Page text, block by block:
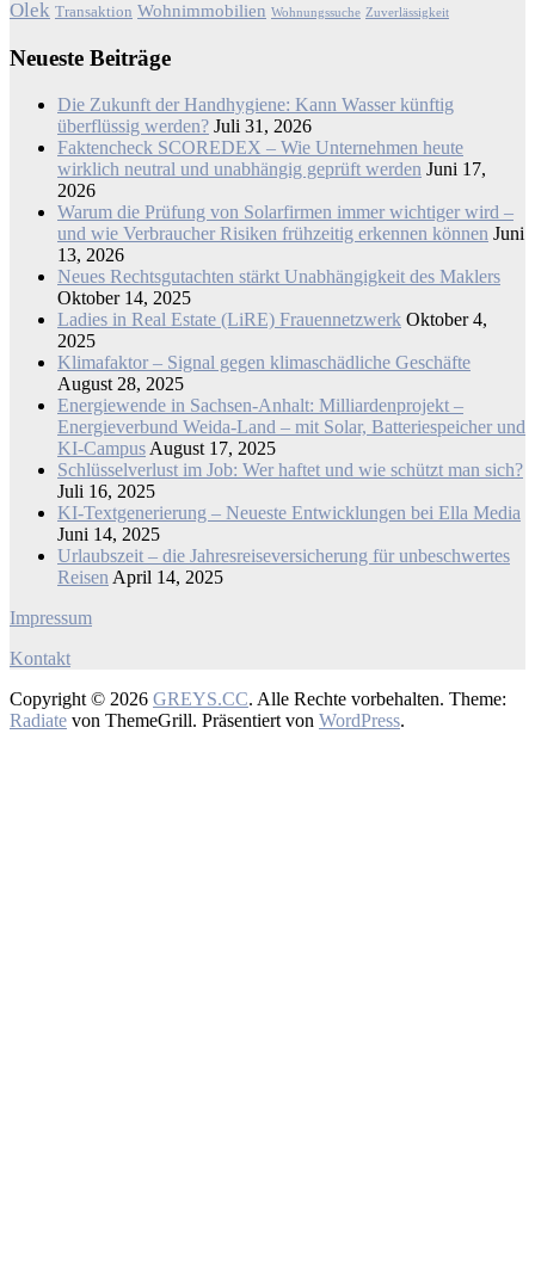
Olek Transaktion Wohnimmobilien Wohnungssuche Zuverlässigkeit
Neueste Beiträge
Die Zukunft der Handhygiene: Kann Wasser künftig
überflüssig werden? Juli 31, 2026
Faktencheck SCOREDEX – Wie Unternehmen heute
wirklich neutral und unabhängig geprüft werden Juni 17,
2026
Warum die Prüfung von Solarfirmen immer wichtiger wird –
und wie Verbraucher Risiken frühzeitig erkennen können Juni
13, 2026
Neues Rechtsgutachten stärkt Unabhängigkeit des Maklers
Oktober 14, 2025
Ladies in Real Estate (LiRE) Frauennetzwerk Oktober 4,
2025
Klimafaktor – Signal gegen klimaschädliche Geschäfte
August 28, 2025
Energiewende in Sachsen-Anhalt: Milliardenprojekt –
Energieverbund Weida-Land – mit Solar, Batteriespeicher und
KI-Campus August 17, 2025
Schlüsselverlust im Job: Wer haftet und wie schützt man sich?
Juli 16, 2025
KI-Textgenerierung – Neueste Entwicklungen bei Ella Media
Juni 14, 2025
Urlaubszeit – die Jahresreiseversicherung für unbeschwertes
Reisen April 14, 2025
Impressum
Kontakt
Copyright © 2026 GREYS.CC. Alle Rechte vorbehalten. Theme:
Radiate von ThemeGrill. Präsentiert von WordPress.